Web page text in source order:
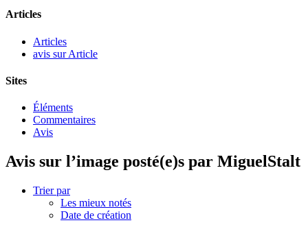
Articles
Articles
avis sur Article
Sites
Éléments
Commentaires
Avis
Avis sur l’image posté(e)s par MiguelStalt
Trier par
Les mieux notés
Date de création